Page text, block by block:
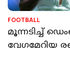
FOOTBALL
മൂന്നടിച്ച്
വേഗമേറിയ